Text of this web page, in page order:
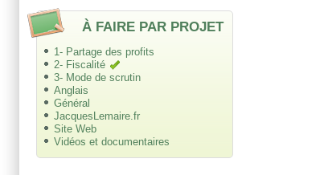
À FAIRE PAR PROJET
1- Partage des profits
2- Fiscalité
3- Mode de scrutin
Anglais
Général
JacquesLemaire.fr
Site Web
Vidéos et documentaires